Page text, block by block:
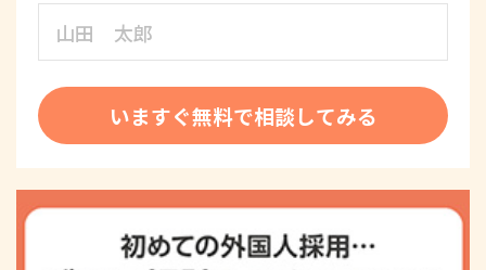
いますぐ無料で相談してみる